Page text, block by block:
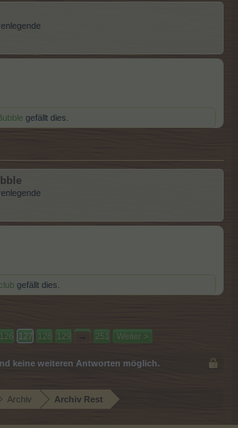
gefällt dies.
gefällt dies.
126 127 128 129 → 251 Weiter >
keine weiteren Antworten möglich.
Archiv Archiv Rest